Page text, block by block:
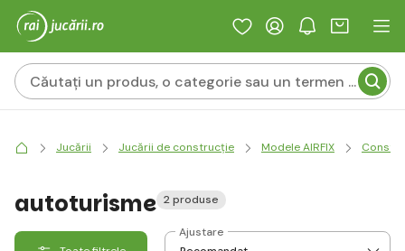
Jucării Jucării de construcție Modele AIRFIX
autoturisme 2 produse
Ajustare